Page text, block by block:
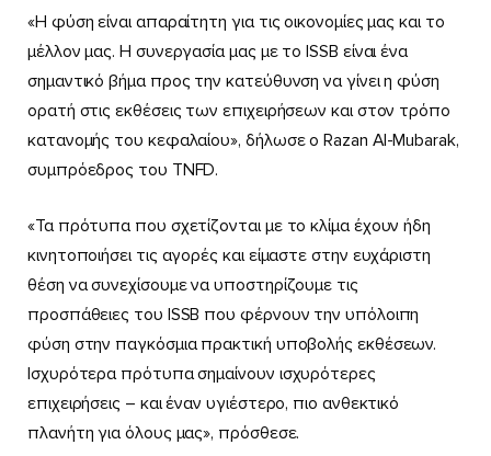
«Η φύση είναι απαραίτητη για τις οικονομίες μας και το
μέλλον μας. Η συνεργασία μας με το ISSB είναι ένα
σημαντικό βήμα προς την κατεύθυνση να γίνει η φύση
ορατή στις εκθέσεις των επιχειρήσεων και στον τρόπο
κατανομής του κεφαλαίου», δήλωσε ο Razan Al-Mubarak,
συμπρόεδρος του TNFD.
«Τα πρότυπα που σχετίζονται με το κλίμα έχουν ήδη
κινητοποιήσει τις αγορές και είμαστε στην ευχάριστη
θέση να συνεχίσουμε να υποστηρίζουμε τις
προσπάθειες του ISSB που φέρνουν την υπόλοιπη
φύση στην παγκόσμια πρακτική υποβολής εκθέσεων.
Ισχυρότερα πρότυπα σημαίνουν ισχυρότερες
επιχειρήσεις – και έναν υγιέστερο, πιο ανθεκτικό
πλανήτη για όλους μας», πρόσθεσε.